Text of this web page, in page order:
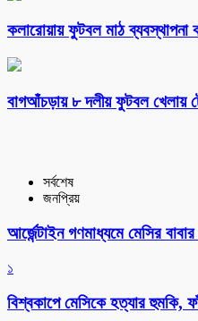
কলারোয়ায় ফুটবল মাঠ ব্যবস্থাপনা
বাগআঁচড়ায় ৮ দলীয় ফুটবল খেলায়
সর্বশেষ
জনপ্রিয়
আর্জেন্টাইন গণমাধ্যমে মেসির
১
বিশ্বকাপে মেসিকে হত্যার হুমকি,